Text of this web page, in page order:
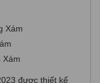
Xám
Xám
được thiết kế